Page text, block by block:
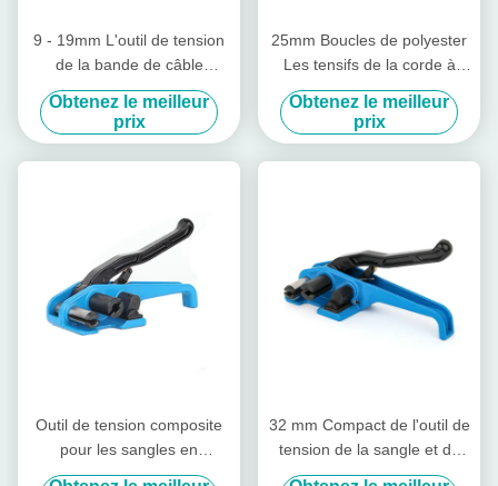
9 - 19mm L'outil de tension
de la bande de câble
manuelle de l'acier de la
bande de tension avec
coupe
Obtenez le meilleur
prix
25mm Boucles de polyester
Les tensifs de la corde à
rayures de la raquette
Obtenez le meilleur
prix
Outil de tension composite
pour les sangles en
polyester Outil de sangle en
32 mm Compact de l'outil de
tension de la sangle et de
l'outil de coupe de la sangle